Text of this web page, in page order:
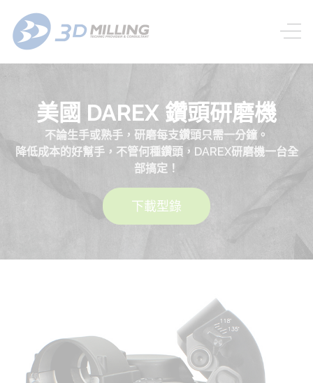
美國 DAREX 鑽頭研磨機
不論生手或熟手，研磨每支鑽頭只需一分鐘。
降低成本的好幫手，不管何種鑽頭，DAREX研磨機一台全
部搞定！
下載型錄